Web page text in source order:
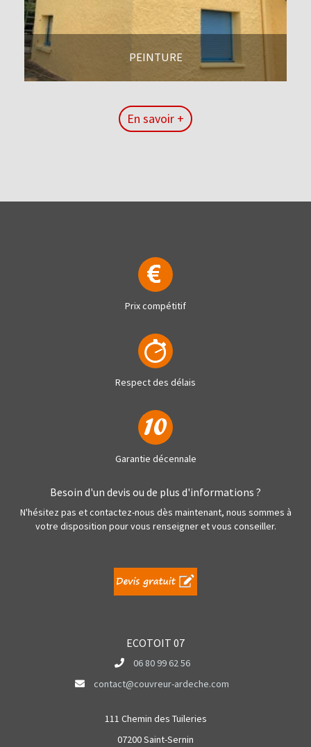
PEINTURE
En savoir +
Prix compétitif
Respect des délais
Garantie décennale
Besoin d'un devis ou de plus d'informations ?
N'hésitez pas et contactez-nous dès maintenant, nous sommes à
votre disposition pour vous renseigner et vous conseiller.
ECOTOIT 07
06 80 99 62 56
contact@couvreur-ardeche.com
111 Chemin des Tuileries
07200 Saint-Sernin